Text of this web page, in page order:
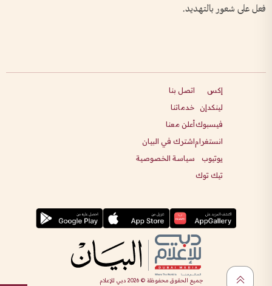
فعل على شعور بالتهديد.
إكس
لينكدإن
فيسبوك
انستغرام
يوتيوب
تيك توك
اتصل بنا
خدماتنا
أعلن معنا
اشترك في البيان
سياسة الخصوصية
جميع الحقوق محفوظة ©2026 دبي للإعلام